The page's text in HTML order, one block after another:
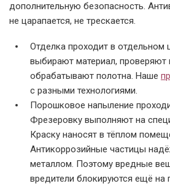
дополнительную безопасность.
не царапается, не трескается.
Отделка проходит в отдельном
выбирают материал, проверяют
обрабатывают полотна. Наше
с разными технологиями.
Порошковое напыление
Фрезеровку выполняют на
Краску наносят в тёплом
Антикоррозийные частицы
металлом. Поэтому вредные
вредители блокируются ещё на